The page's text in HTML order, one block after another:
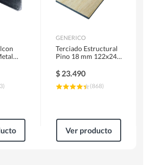
)
GENERICO
Terciado Estructural
Pino 18 mm 122x244
$ 23.490
(868)
Ver producto